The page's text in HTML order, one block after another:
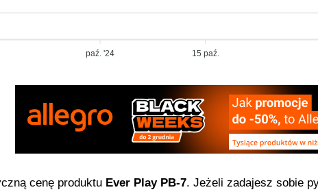
paź. '24 15 paź.
cenę produktu Ever Play PB-7. Jeżeli zadajesz sobie